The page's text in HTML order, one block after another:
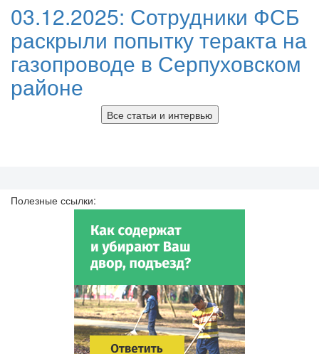
03.12.2025: Сотрудники ФСБ
раскрыли попытку теракта на
газопроводе в Серпуховском
районе
Все статьи и интервью
Полезные ссылки: